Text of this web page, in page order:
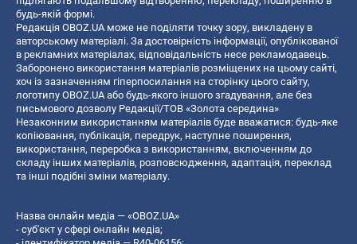
будь-якій формі.
Редакція OBOZ.UA може не поділяти точку зору, викладену в
авторському матеріалі. За достовірність інформації, опублікованої
в рекламних матеріалах, відповідальність несе рекламодавець.
Заборонено використання матеріалів розміщених на цьому сайті,
хоч із зазначенням гіперпосилання на сторінку цього сайту,
логотипу OBOZ.UA або будь-якого іншого згадування, але без
письмового дозволу Редакції/ТОВ «Золота середина»
Незаконним використанням матеріалів буде вважатися: будь-яке
копiювання, публiкацiя, передрук, наступне поширення,
використання, переробка з використанням, включенням до
складу інших матеріалів, розповсюдження, адаптація, переклад
та інші подібні зміни матеріалу.
Назва онлайн медіа — «OBOZ.UA»
- суб'єкт у сфері онлайн медіа;